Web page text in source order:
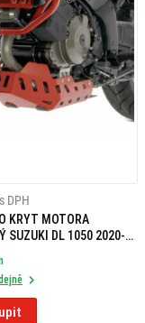
s DPH
KRYT MOTORA
SUZUKI DL 1050 2020-